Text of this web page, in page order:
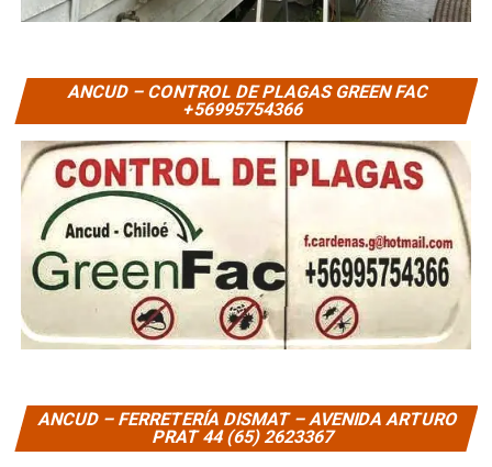
ANCUD – CONTROL DE PLAGAS GREEN FAC
+56995754366
ANCUD – FERRETERÍA DISMAT – AVENIDA ARTURO
PRAT 44 (65) 2623367